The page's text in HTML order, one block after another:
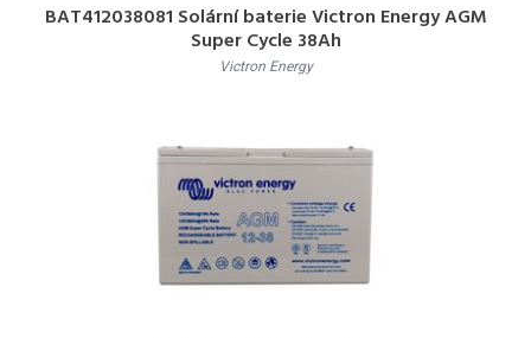
BAT412038081 Solární baterie Victron Energy AGM
Super Cycle 38Ah
Victron Energy